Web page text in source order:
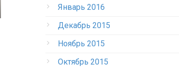
Январь 2016
Декабрь 2015
Ноябрь 2015
Октябрь 2015